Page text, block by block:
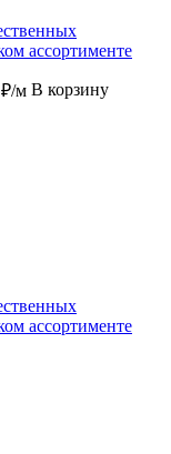
₽/м В корзину